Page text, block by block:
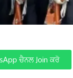
ਚੈਨਲ Join ਕਰੋ